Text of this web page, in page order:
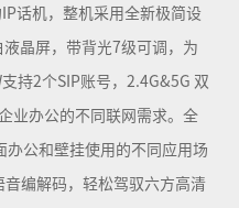
话机，整机采用全新极简设
晶屏，带背光7级可调，为
持2个SIP账号，2.4G&5G 双
业办公的不同联网需求。全
办公和壁挂使用的不同应用场
编解码，轻松驾驭六方高清